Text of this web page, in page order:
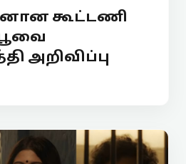
கூட்டணி
பூவை
அறிவிப்பு